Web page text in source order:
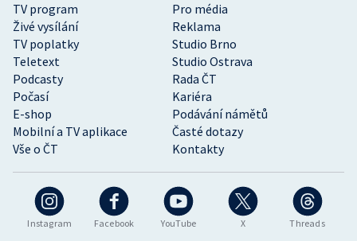
Instagram Facebook YouTube X Threads
TV program
Pro média
Živé vysílání
Reklama
TV poplatky
Studio Brno
Teletext
Studio Ostrava
Podcasty
Rada ČT
Počasí
Kariéra
E-shop
Podávání námětů
Mobilní a TV aplikace
Časté dotazy
Vše o ČT
Kontakty